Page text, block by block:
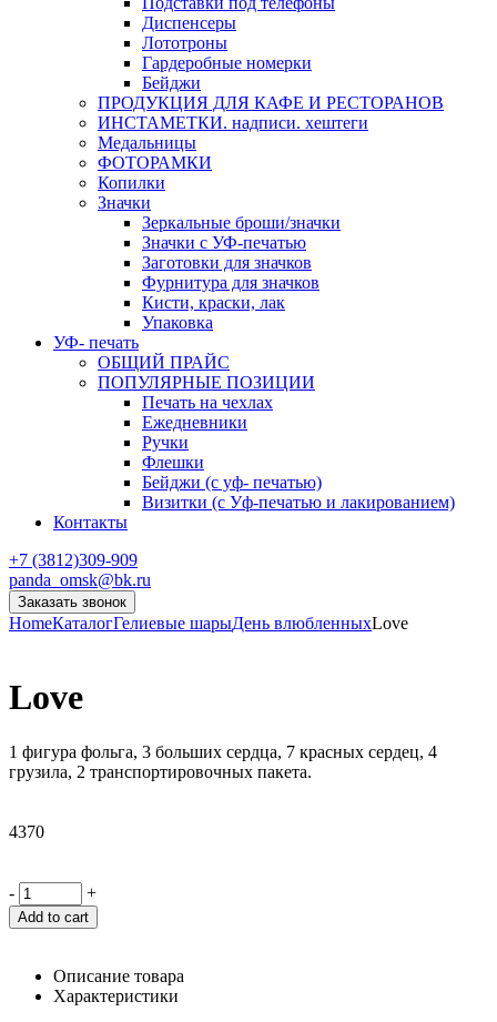
Диспенсеры
Лототроны
Гардеробные номерки
Бейджи
ПРОДУКЦИЯ ДЛЯ КАФЕ И РЕСТОРАНОВ
ИНСТАМЕТКИ. надписи. хештеги
Медальницы
ФОТОРАМКИ
Копилки
Значки
Зеркальные броши/значки
Значки с УФ-печатью
Заготовки для значков
Фурнитура для значков
Кисти, краски, лак
Упаковка
УФ- печать
ОБЩИЙ ПРАЙС
ПОПУЛЯРНЫЕ ПОЗИЦИИ
Печать на чехлах
Ежедневники
Ручки
Флешки
Бейджи (с уф- печатью)
Визитки (с Уф-печатью и лакированием)
Контакты
+7 (3812)309-909
panda_omsk@bk.ru
Заказать звонок
HomeКаталогГелиевые шарыДень влюбленныхLove
Love
1 фигура фольга, 3 больших сердца, 7 красных сердец, 4
грузила, 2 транспортировочных пакета.
4370
- +
Add to cart
Описание товара
Характеристики